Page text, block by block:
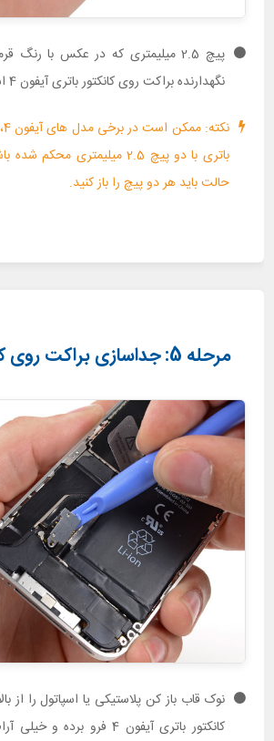
پیچ 2.5 میلیمتری که در عکس با
نگهدارنده براکت روی کانکتور باتری آیفون 4 است را باز کنید.
باتری با دو پیچ 2.5 میلیمتری
حالت باید هر دو پیچ را باز کنید.
مرحله 5: جداسازی براکت روی کانکتور باتری
نوک قاب باز کن پلاستیکی یا اسپاتول را از
کانکتور باتری آیفون 4 فرو